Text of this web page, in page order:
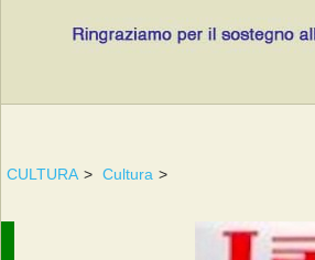
CULTURA > Cultura >